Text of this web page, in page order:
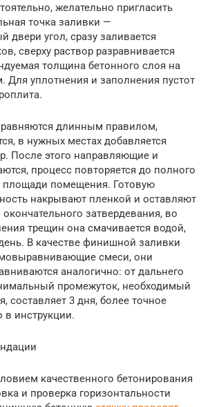
желательно пригласить
точка заливки —
двери угол, сразу заливается
сверху раствор разравнивается
толщина бетонного слоя на
Для уплотнения и заполнения пустот
равняются длинным правилом,
в нужных местах добавляется
После этого направляющие и
процесс повторяется до полного
площади помещения. Готовую
накрывают пленкой и оставляют
затвердевания, во
трещин она смачивается водой,
В качестве финишной заливки
смеси, они
аналогично: от дальнего
промежуток, необходимый
составляет 3 дня, более точное
в инструкции.
качественного бетонирования
и проверка горизонтальности